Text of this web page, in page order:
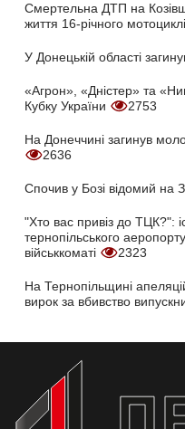
Смертельна ДТП на
життя 16-річного
У Донецькій області
«Агрон», «Дністер» та
Кубку України
2753
На Донеччині загинув
2636
Спочив у Бозі відомий на
"Хто вас привіз до ТЦК?":
тернопільського
військкоматі
2323
На Тернопільщині
вирок за вбивство